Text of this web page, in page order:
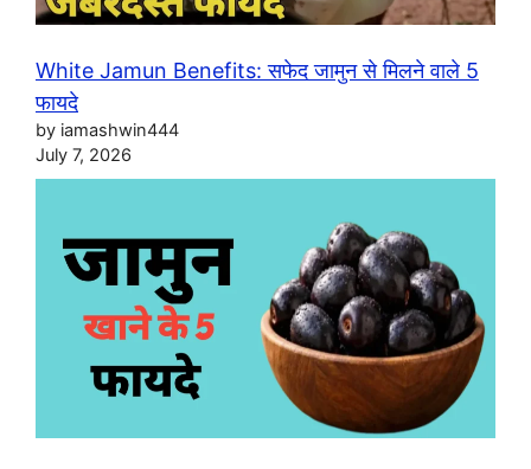
White Jamun Benefits: सफेद जामुन से मिलने वाले 5
फायदे
by iamashwin444
July 7, 2026